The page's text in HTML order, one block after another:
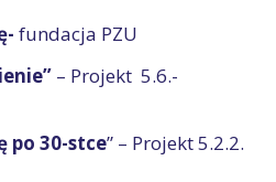
fundacja PZU
– Projekt 5.6.-
po 30-stce” – Projekt 5.2.2.